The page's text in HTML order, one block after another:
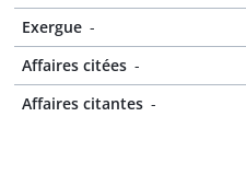
Exergue -
Affaires citées -
Affaires citantes -